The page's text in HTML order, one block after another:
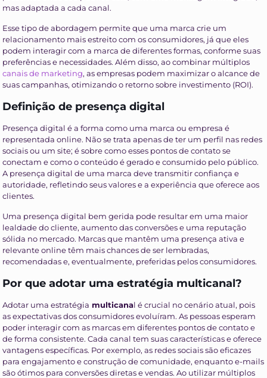
mas adaptada a cada canal.
Esse tipo de abordagem permite que uma marca crie um
relacionamento mais estreito com os consumidores, já que eles
podem interagir com a marca de diferentes formas, conforme suas
preferências e necessidades. Além disso, ao combinar múltiplos
canais de marketing, as empresas podem maximizar o alcance de
suas campanhas, otimizando o retorno sobre investimento (ROI).
Definição de presença digital
Presença digital é a forma como uma marca ou empresa é
representada online. Não se trata apenas de ter um perfil nas redes
sociais ou um site; é sobre como esses pontos de contato se
conectam e como o conteúdo é gerado e consumido pelo público.
A presença digital de uma marca deve transmitir confiança e
autoridade, refletindo seus valores e a experiência que oferece aos
clientes.
Uma presença digital bem gerida pode resultar em uma maior
lealdade do cliente, aumento das conversões e uma reputação
sólida no mercado. Marcas que mantêm uma presença ativa e
relevante online têm mais chances de ser lembradas,
recomendadas e, eventualmente, preferidas pelos consumidores.
Por que adotar uma estratégia multicanal?
Adotar uma estratégia multicanal é crucial no cenário atual, pois
as expectativas dos consumidores evoluíram. As pessoas esperam
poder interagir com as marcas em diferentes pontos de contato e
de forma consistente. Cada canal tem suas características e oferece
vantagens específicas. Por exemplo, as redes sociais são eficazes
para engajamento e construção de comunidade, enquanto e-mails
são ótimos para conversões diretas e vendas. Ao utilizar múltiplos